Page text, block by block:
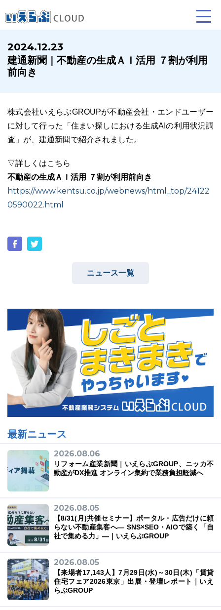
賃貸仲介
ホームページ制作について プラン紹介･制作の流れ
ニュース一覧 お役立ちブログ 資料ダウンロード
特長 サービス一覧 プラン
2024.12.23
建通新聞｜不動産の生成ＡＩ活用 ７割が利用
前向き
株式会社いえらぶGROUPが不動産会社・エンドユーザー
に対して行った「住まい探しにおける生成AIの利用状況調
査」が、建通新聞で紹介されました。
▽詳しくはこちら
不動産の生成ＡＩ活用 ７割が利用前向き
https://www.kentsu.co.jp/webnews/html_top/24122
0590022.html
ニュース一覧
最新ニュース
2026.08.06
リフォーム産業新聞｜いえらぶGROUP、ニッカ不
動産がDX推進 オンライン集約で業務負担軽減へ
2026.08.05
【8/31(月)共催セミナー】ポータル・広告だけに頼
らない不動産集客へ― SNS×SEO・AIOで築く「自
社で集める力」―｜いえらぶGROUP
2026.08.05
【来場者17,143人】7月29日(水)～30日(木)「賃貸
住宅フェア2026東京」出展・登壇レポート｜いえ
らぶGROUP